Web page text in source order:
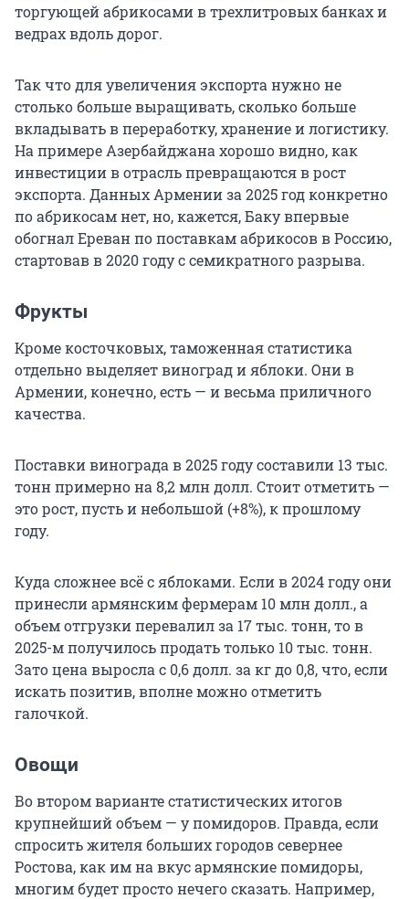
торгующей абрикосами в трехлитровых банках и
ведрах вдоль дорог.
Так что для увеличения экспорта нужно не
столько больше выращивать, сколько больше
вкладывать в переработку, хранение и логистику.
На примере Азербайджана хорошо видно, как
инвестиции в отрасль превращаются в рост
экспорта. Данных Армении за 2025 год конкретно
по абрикосам нет, но, кажется, Баку впервые
обогнал Ереван по поставкам абрикосов в Россию,
стартовав в 2020 году с семикратного разрыва.
Фрукты
Кроме косточковых, таможенная статистика
отдельно выделяет виноград и яблоки. Они в
Армении, конечно, есть — и весьма приличного
качества.
Поставки винограда в 2025 году составили 13 тыс.
тонн примерно на 8,2 млн долл. Стоит отметить —
это рост, пусть и небольшой (+8%), к прошлому
году.
Куда сложнее всё с яблоками. Если в 2024 году они
принесли армянским фермерам 10 млн долл., а
объем отгрузки перевалил за 17 тыс. тонн, то в
2025-м получилось продать только 10 тыс. тонн.
Зато цена выросла с 0,6 долл. за кг до 0,8, что, если
искать позитив, вполне можно отметить
галочкой.
Овощи
Во втором варианте статистических итогов
крупнейший объем — у помидоров. Правда, если
спросить жителя больших городов севернее
Ростова, как им на вкус армянские помидоры,
многим будет просто нечего сказать. Например,